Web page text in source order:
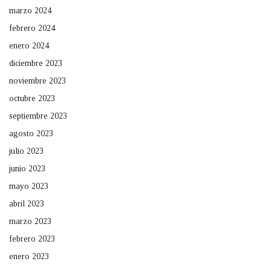
marzo 2024
febrero 2024
enero 2024
diciembre 2023
noviembre 2023
octubre 2023
septiembre 2023
agosto 2023
julio 2023
junio 2023
mayo 2023
abril 2023
marzo 2023
febrero 2023
enero 2023